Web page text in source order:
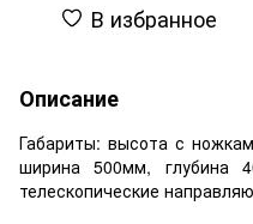
В избранное
Описание
Габариты: высота с
ширина 500мм, глубина
телескопические